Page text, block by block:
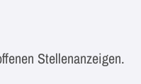
Stellenanzeigen.